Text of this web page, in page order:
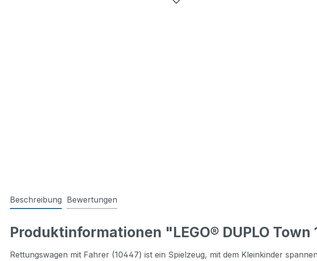
Beschreibung Bewertungen
Produktinformationen "LEGO® DUPLO
Rettungswagen mit Fahrer (10447) ist ein Spielzeug, mit dem Kleinkinder